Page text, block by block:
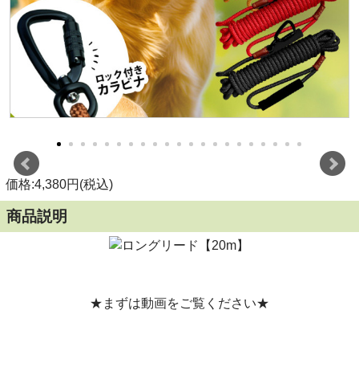
価格:4,380円(税込)
商品説明
★まずは動画をご覧ください★